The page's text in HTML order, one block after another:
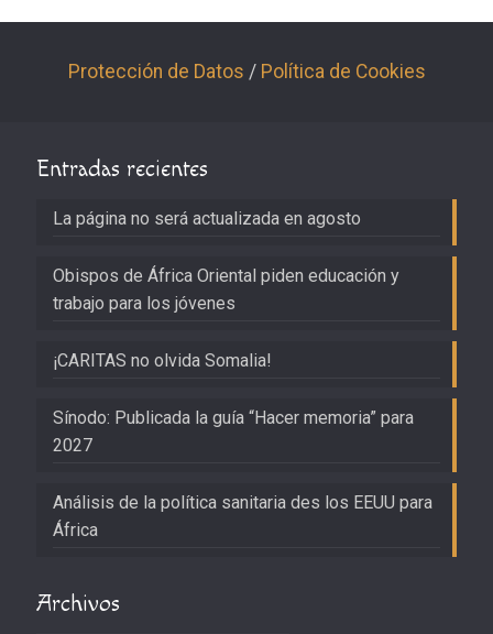
Protección de Datos / Política de Cookies
Entradas recientes
La página no será actualizada en agosto
Obispos de África Oriental piden educación y
trabajo para los jóvenes
¡CARITAS no olvida Somalia!
Sínodo: Publicada la guía “Hacer memoria” para
2027
Análisis de la política sanitaria des los EEUU para
África
Archivos